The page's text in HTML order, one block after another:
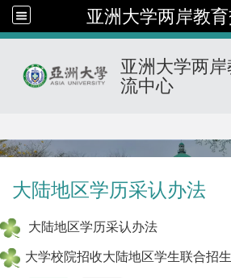
亚洲大学两岸教
亚洲大学两
流中心
大陆地区学历采认办法
大陆地区学历采认办法
大学校院招收大陆地区学生联合招